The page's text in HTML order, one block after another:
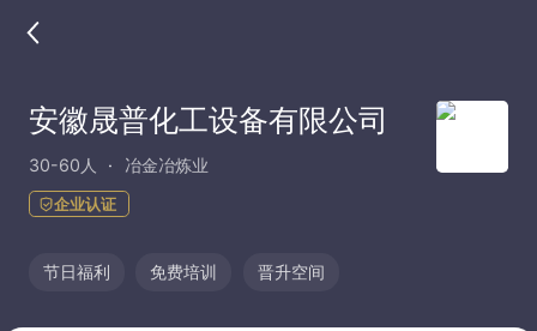
安徽晟普化工设备有限公司
30-60人 冶金冶炼业
企业认证
节日福利 免费培训 晋升空间